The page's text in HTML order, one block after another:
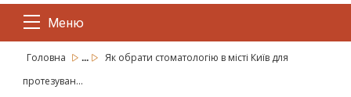
Меню
Головна ...
Як обрати стоматологію в місті Київ для
протезуван...